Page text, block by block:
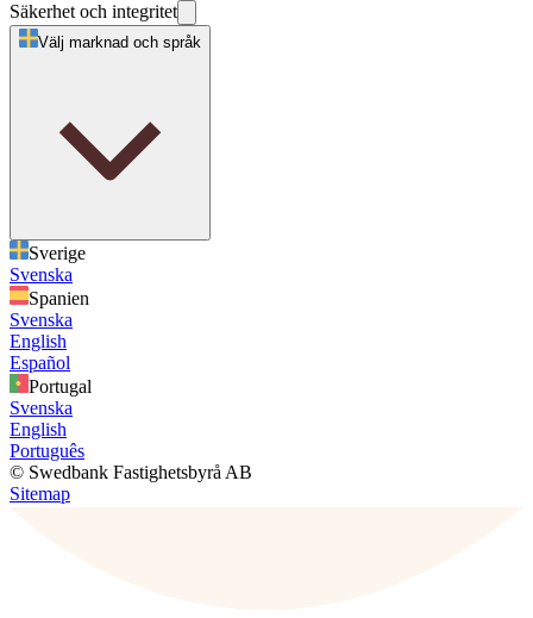
Säkerhet och integritet
Välj marknad och språk
Sverige
Svenska
Spanien
Svenska
English
Español
Portugal
Svenska
English
Português
© Swedbank Fastighetsbyrå AB
Sitemap